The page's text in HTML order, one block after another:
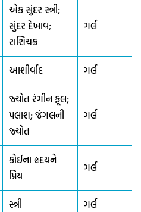
એક સુંદર સ્ત્રી;
સુંદર દેખાવ;
રાશિચક્ર
ગર્લ
આશીર્વાદ ગર્લ
જ્યોત રંગીન ફૂલ;
પલાશ; જંગલની
જ્યોત
ગર્લ
કોઈના હૃદયને
પ્રિય
ગર્લ
સ્ત્રી
ગર્લ